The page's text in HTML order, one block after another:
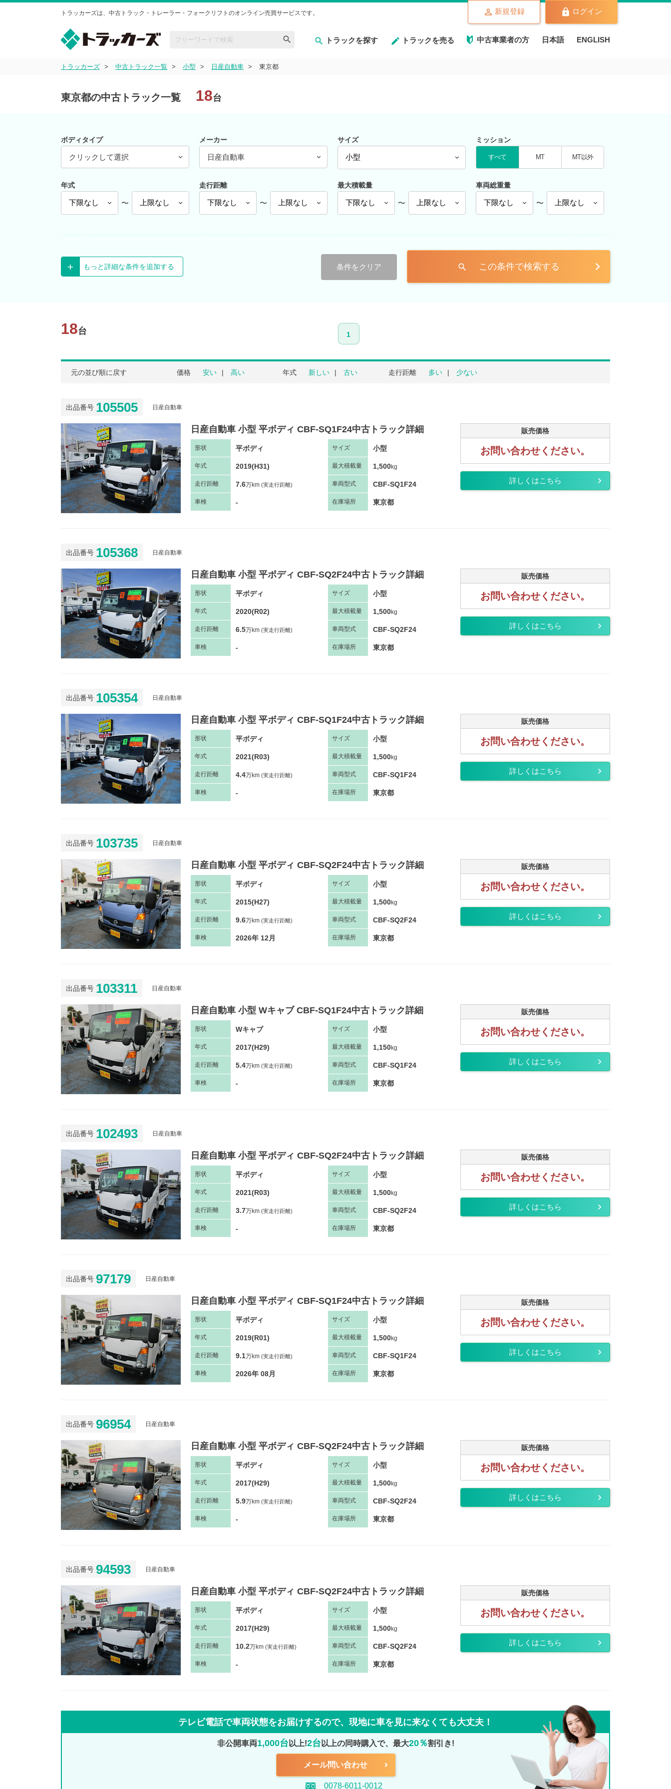
トラッカーズは、中古トラック・トレーラー・フォークリフトのオンライン売買サービスです。
トラックを探す トラックを売る 中古車業者の方 日本語 ENGLISH
新規登録 ログイン
トラッカーズ 中古トラック一覧 小型 日産自動車 東京都
東京都の中古トラック一覧 18台
ボディタイプ
クリックして選択
メーカー
日産自動車
サイズ ミッション
すべて MT MT以外
年式
〜
走行距離
〜
最大積載量
〜
車両総重量
〜
もっと詳細な条件を追加する 条件をクリア search この条件で検索する
18台 1
元の並び順に戻す 価格 安い 高い 年式 新しい 古い 走行距離 多い 少ない
出品番号 105505 日産自動車
日産自動車 小型 平ボディ CBF-SQ1F24中古トラック詳細
形状 平ボディ サイズ 小型
年式 2019(H31) 最大積載量 1,500kg
走行距離 7.6万km (実走行距離) 車両型式 CBF-SQ1F24
車検 - 在庫場所 東京都
販売価格
お問い合わせください。
詳しくはこちら
出品番号 105368 日産自動車
日産自動車 小型 平ボディ CBF-SQ2F24中古トラック詳細
形状 平ボディ サイズ 小型
年式 2020(R02) 最大積載量 1,500kg
走行距離 6.5万km (実走行距離) 車両型式 CBF-SQ2F24
車検 - 在庫場所 東京都
販売価格
お問い合わせください。
詳しくはこちら
出品番号 105354 日産自動車
日産自動車 小型 平ボディ CBF-SQ1F24中古トラック詳細
形状 平ボディ サイズ 小型
年式 2021(R03) 最大積載量 1,500kg
走行距離 4.4万km (実走行距離) 車両型式 CBF-SQ1F24
車検 - 在庫場所 東京都
販売価格
お問い合わせください。
詳しくはこちら
出品番号 103735 日産自動車
日産自動車 小型 平ボディ CBF-SQ2F24中古トラック詳細
形状 平ボディ サイズ 小型
年式 2015(H27) 最大積載量 1,500kg
走行距離 9.6万km (実走行距離) 車両型式 CBF-SQ2F24
車検 2026年 12月 在庫場所 東京都
販売価格
お問い合わせください。
詳しくはこちら
出品番号 103311 日産自動車
日産自動車 小型 Wキャブ CBF-SQ1F24中古トラック詳細
形状 Wキャブ サイズ 小型
年式 2017(H29) 最大積載量 1,150kg
走行距離 5.4万km (実走行距離) 車両型式 CBF-SQ1F24
車検 - 在庫場所 東京都
販売価格
お問い合わせください。
詳しくはこちら
出品番号 102493 日産自動車
日産自動車 小型 平ボディ CBF-SQ2F24中古トラック詳細
形状 平ボディ サイズ 小型
年式 2021(R03) 最大積載量 1,500kg
走行距離 3.7万km (実走行距離) 車両型式 CBF-SQ2F24
車検 - 在庫場所 東京都
販売価格
お問い合わせください。
詳しくはこちら
出品番号 97179 日産自動車
日産自動車 小型 平ボディ CBF-SQ1F24中古トラック詳細
形状 平ボディ サイズ 小型
年式 2019(R01) 最大積載量 1,500kg
走行距離 9.1万km (実走行距離) 車両型式 CBF-SQ1F24
車検 2026年 08月 在庫場所 東京都
販売価格
お問い合わせください。
詳しくはこちら
出品番号 96954 日産自動車
日産自動車 小型 平ボディ CBF-SQ2F24中古トラック詳細
形状 平ボディ サイズ 小型
年式 2017(H29) 最大積載量 1,500kg
走行距離 5.9万km (実走行距離) 車両型式 CBF-SQ2F24
車検 - 在庫場所 東京都
販売価格
お問い合わせください。
詳しくはこちら
出品番号 94593 日産自動車
日産自動車 小型 平ボディ CBF-SQ2F24中古トラック詳細
形状 平ボディ サイズ 小型
年式 2017(H29) 最大積載量 1,500kg
走行距離 10.2万km (実走行距離) 車両型式 CBF-SQ2F24
車検 - 在庫場所 東京都
販売価格
お問い合わせください。
詳しくはこちら
テレビ電話で車両状態をお届けするので、 現地に車を見に来なくても大丈夫！
非公開車両1,000台 以上!2台 以上の同時購入で、最大20％割引き!
メール問い合わせ
0078-6011-0012